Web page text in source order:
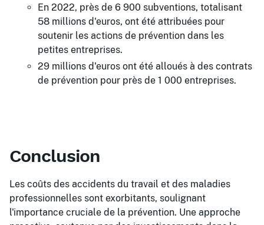
En 2022, près de 6 900 subventions, totalisant
58 millions d'euros, ont été attribuées pour
soutenir les actions de prévention dans les
petites entreprises.
29 millions d'euros ont été alloués à des contrats
de prévention pour près de 1 000 entreprises.
Conclusion
Les coûts des accidents du travail et des maladies
professionnelles sont exorbitants, soulignant
l'importance cruciale de la prévention. Une approche